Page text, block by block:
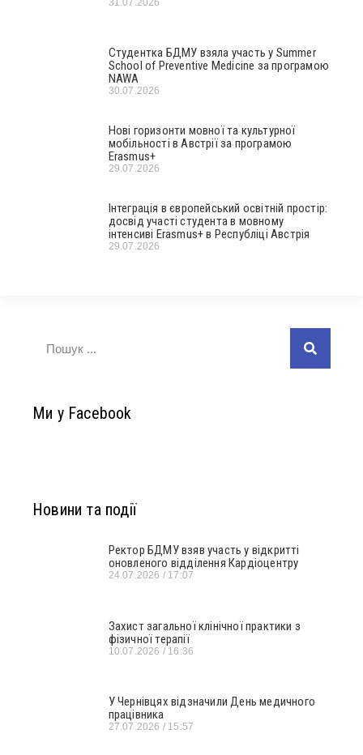
Студентка БДМУ взяла участь у Summer
School of Preventive Medicine за програмою
NAWA
30.07.2026
Нові горизонти мовної та культурної
мобільності в Австрії за програмою
Erasmus+
29.07.2026
Інтеграція в європейський освітній простір:
досвід участі студента в мовному
інтенсиві Erasmus+ в Республіці Австрія
29.07.2026
Ми у Facebook
Новини та події
Ректор БДМУ взяв участь у відкритті
оновленого відділення Кардіоцентру
24.07.2026 17:07
Захист загальної клінічної практики з
фізичної терапії
10.07.2026 16:36
У Чернівцях відзначили День медичного
працівника
27.07.2026 15:57